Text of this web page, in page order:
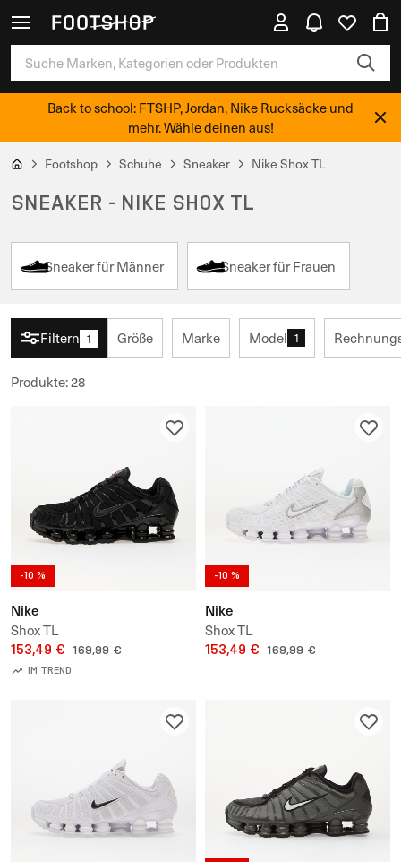
Back to school: FTSHP, Jordan, Nike Rucksäcke und
mehr. Wähle deinen aus!
Footshop Schuhe Sneaker Nike Shox TL
SNEAKER - NIKE SHOX TL
Sneaker für Männer Sneaker für Frauen
Filtern 1 Größe Marke Model 1
Produkte:28
-10 %
Nike
Shox TL
153,49 € 169,99 €
IM TREND
-10 %
Nike
Shox TL
153,49 € 169,99 €